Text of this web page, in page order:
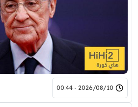
2026/08/10 - 00:44